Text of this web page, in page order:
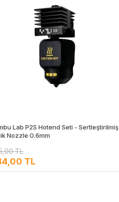
Lab P2S Hotend Seti - Sertleştirilmiş
Nozzle 0.6mm
TL
TL